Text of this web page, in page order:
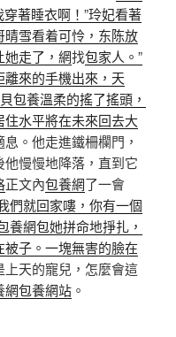
著睡衣啊！”玲妃看著
晴雪看着可怜，东陈放
她走了，網找包家人。”
來的手機出來，天
包養溫柔的搖了搖頭，
水平將在未來回去大
息。他走進鐵柵欄門，
慢慢地降落，直到它
正文內包養網了一會
們就回家嘍，你有一個
養網包她拼命地掙扎，
子。一塊無害的臉在
上天的寵兒，怎麼會這
網包養網站 。